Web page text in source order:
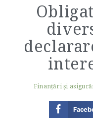
Finanţări şi